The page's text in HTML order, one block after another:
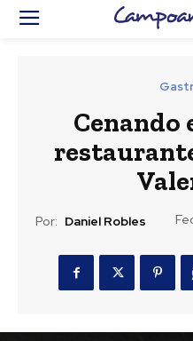
Cenando
Por: Daniel Robles